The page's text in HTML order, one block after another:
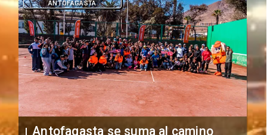
"Falta de profesionalismo": Sifup
DEPORTES